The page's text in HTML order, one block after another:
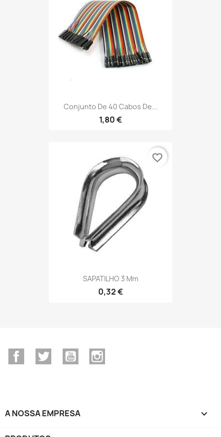
Conjunto De 40 Cabos De...
1,80 €
SAPATILHO 3 Mm
0,32 €
favorite_border
FacebookTwitter YouTube
A NOSSA EMPRESA 